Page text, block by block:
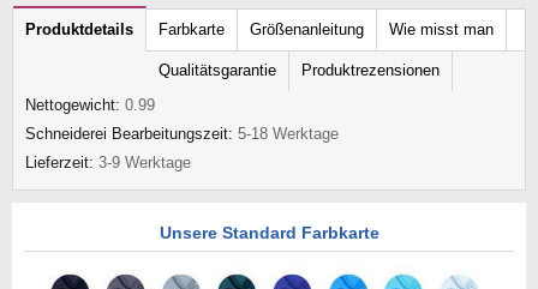
Produktdetails Farbkarte Größenanleitung Wie misst man
Qualitätsgarantie
Produktrezensionen
Nettogewicht: 0.99
Schneiderei Bearbeitungszeit: 5-18 Werktage
Lieferzeit: 3-9 Werktage
Unsere Standard Farbkarte